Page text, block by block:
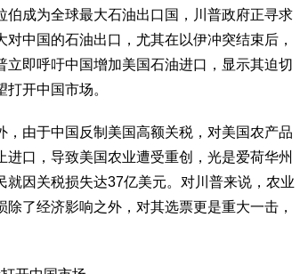
伯成为全球最大石油出口国，川普政府正寻求
对中国的石油出口，尤其在以伊冲突结束后，
立即呼吁中国增加美国石油进口，显示其迫切
打开中国市场。
，由于中国反制美国高额关税，对美国农产品
进口，导致美国农业遭受重创，光是爱荷华州
就因关税损失达37亿美元。对川普来说，农业
除了经济影响之外，对其选票更是重大一击，